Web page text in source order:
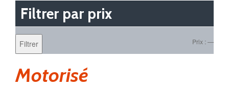
Filtrer par prix
Filtrer Prix :—
Motorisé